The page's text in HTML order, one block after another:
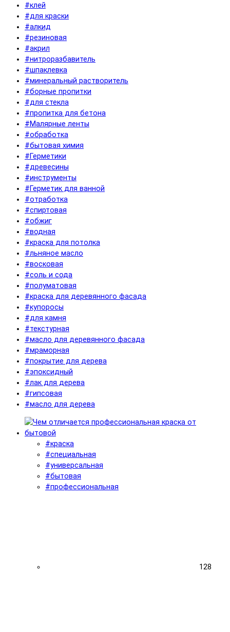
#клей
#для краски
#алкид
#резиновая
#акрил
#нитроразбавитель
#шпаклевка
#минеральный растворитель
#борные пропитки
#для стекла
#пропитка для бетона
#Малярные ленты
#обработка
#бытовая химия
#Герметики
#древесины
#инструменты
#Герметик для ванной
#отработка
#спиртовая
#обжиг
#водная
#краска для потолка
#льняное масло
#восковая
#соль и сода
#полуматовая
#краска для деревянного фасада
#купоросы
#для камня
#текстурная
#масло для деревянного фасада
#мраморная
#покрытие для дерева
#эпоксидный
#лак для дерева
#гипсовая
#масло для дерева
#краска
#специальная
#универсальная
#бытовая
#профессиональная
128